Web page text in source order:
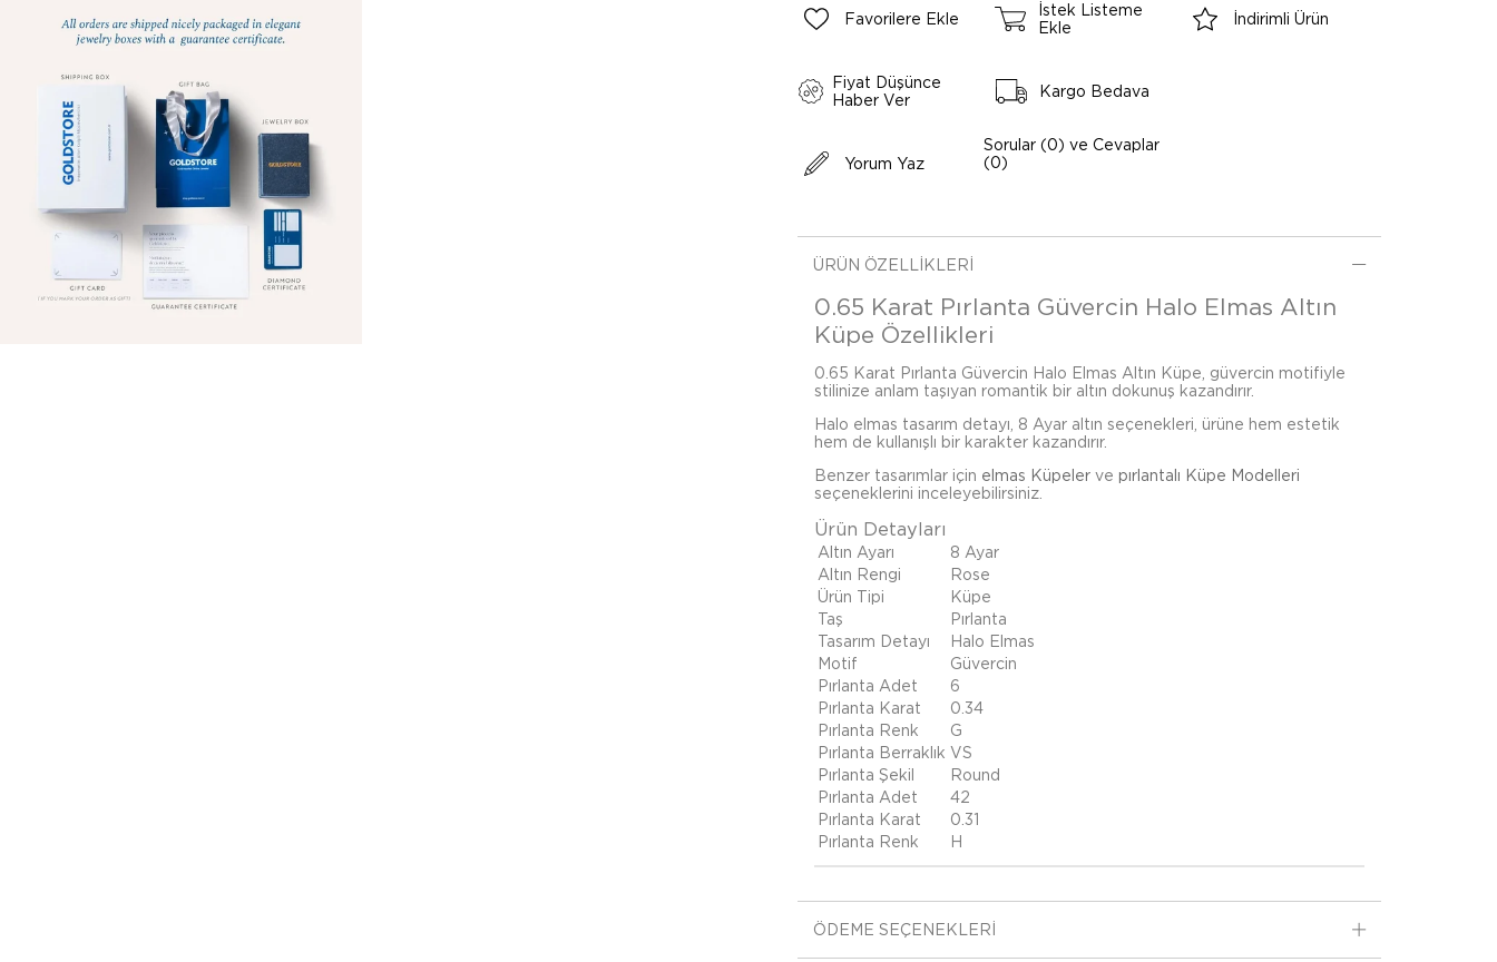
Favorilere Ekle
İstek Listeme
Ekle
İndirimli Ürün
Fiyat Düşünce
Haber Ver
Kargo Bedava
Yorum Yaz
Sorular (0) ve Cevaplar
(0)
ÜRÜN ÖZELLIKLERI
0.65 Karat Pırlanta Güvercin Halo Elmas Altın
Küpe Özellikleri
0.65 Karat Pırlanta Güvercin Halo Elmas Altın Küpe, güvercin motifiyle
stilinize anlam taşıyan romantik bir altın dokunuş kazandırır.
Halo elmas tasarım detayı, 8 Ayar altın seçenekleri, ürüne hem estetik
hem de kullanışlı bir karakter kazandırır.
Benzer tasarımlar için elmas Küpeler ve pırlantalı Küpe Modelleri
seçeneklerini inceleyebilirsiniz.
Ürün Detayları
Altın Ayarı
8 Ayar
Altın Rengi
Rose
Ürün Tipi
Küpe
Taş
Pırlanta
Tasarım Detayı
Halo Elmas
Motif
Güvercin
Pırlanta Adet
6
Pırlanta Karat
0.34
Pırlanta Renk
G
Pırlanta Berraklık VS
Pırlanta Şekil
Round
Pırlanta Adet
42
Pırlanta Karat
0.31
Pırlanta Renk
H
ÖDEME SEÇENEKLERI